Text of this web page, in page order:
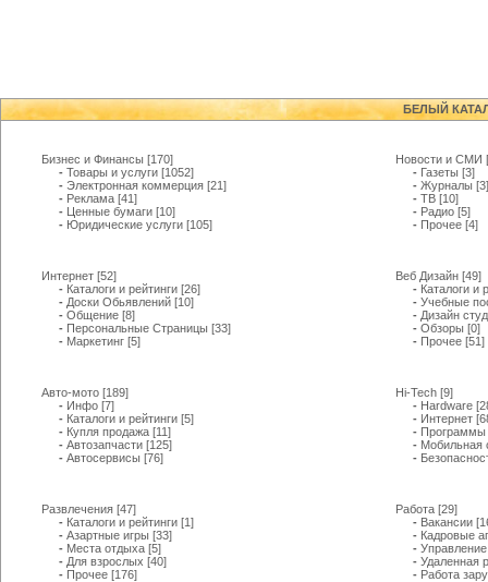
БЕЛЫЙ
Бизнес и Финансы [170]
- Товары и услуги [1052]
- Электронная коммерция [21]
- Реклама [41]
- Ценные бумаги [10]
- Юридические услуги [105]
Интернет [52]
- Каталоги и рейтинги [26]
- Доски Обьявлений [10]
- Общение [8]
- Персональные Страницы [33]
- Маркетинг [5]
Авто-мото [189]
- Инфо [7]
- Каталоги и рейтинги [5]
- Купля продажа [11]
- Автозапчасти [125]
- Автосервисы [76]
Развлечения [47]
- Каталоги и рейтинги [1]
- Азартные игры [33]
- Места отдыха [5]
- Для взрослых [40]
- Прочее [176]
Новости и СМИ
- Газеты [3]
- Журналы [3]
- ТВ [10]
- Радио [5]
- Прочее [4]
Веб Дизайн [49]
- Каталоги и
- Учебные
- Дизайн
- Обзоры [0]
- Прочее [51]
Hi-Tech [9]
- Hardware
- Интернет
- Программы
- Мобильная
-
Работа [29]
- Вакансии
- Кадровые
-
- Удаленная
- Работа